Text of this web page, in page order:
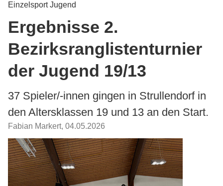
Einzelsport Jugend
Ergebnisse 2.
Bezirksranglistenturnier
der Jugend 19/13
37 Spieler/-innen gingen in Strullendorf in
den Altersklassen 19 und 13 an den Start.
Fabian Markert, 04.05.2026